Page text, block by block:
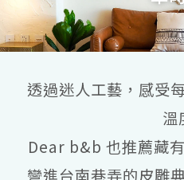
( Photo Credit:一粒工作
巧手編織生活，蘊藏
透過迷人工藝，感受
溫
Dear b&b 也推薦藏
彎進台南巷弄的皮雕